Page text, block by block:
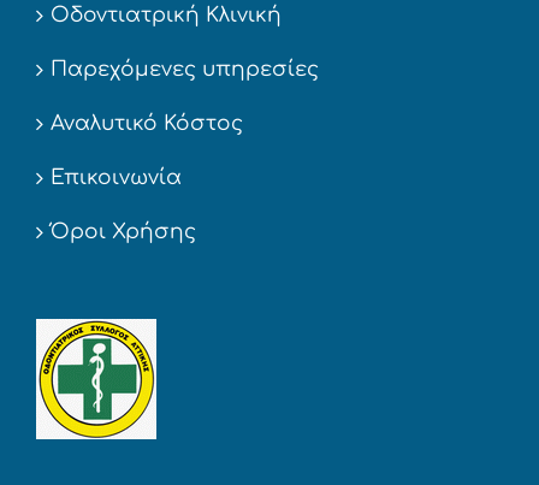
Οδοντιατρική Κλινική
Παρεχόμενες υπηρεσίες
Αναλυτικό Κόστος
Επικοινωνία
Όροι Χρήσης